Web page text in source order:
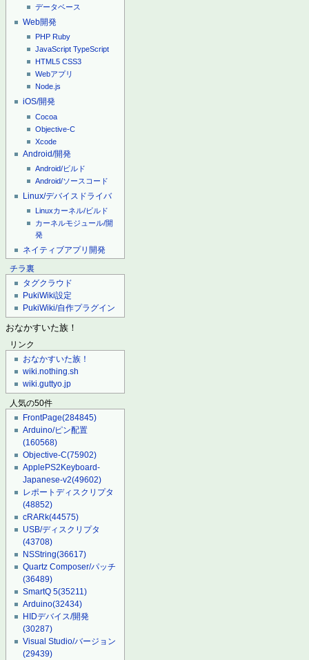
データベース
Web開発
PHP Ruby
JavaScript TypeScript
HTML5 CSS3
Webアプリ
Node.js
iOS/開発
Cocoa
Objective-C
Xcode
Android/開発
Android/ビルド
Android/ソースコード
Linux/デバイスドライバ
Linuxカーネル/ビルド
カーネルモジュール/開
発
ネイティブアプリ開発
チラ裏
タグクラウド
PukiWiki設定
PukiWiki/自作プラグイン
おなかすいた族！
リンク
おなかすいた族！
wiki.nothing.sh
wiki.guttyo.jp
人気の50件
FrontPage(284845)
Arduino/ピン配置
(160568)
Objective-C(75902)
ApplePS2Keyboard-
Japanese-v2(49602)
レポートディスクリプタ
(48852)
cRARk(44575)
USB/ディスクリプタ
(43708)
NSString(36617)
Quartz Composer/パッチ
(36489)
SmartQ 5(35211)
Arduino(32434)
HIDデバイス/開発
(30287)
Visual Studio/バージョン
(29439)